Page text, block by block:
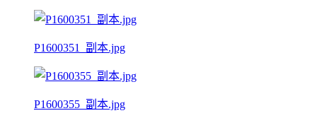
P1600351_副本.jpg
P1600355_副本.jpg